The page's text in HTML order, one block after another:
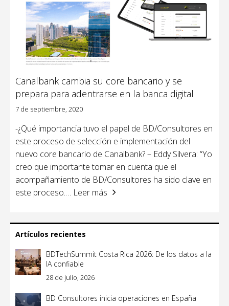
Canalbank cambia su core bancario y se
prepara para adentrarse en la banca digital
7 de septiembre, 2020
-¿Qué importancia tuvo el papel de BD/Consultores en
este proceso de selección e implementación del
nuevo core bancario de Canalbank? – Eddy Silvera: “Yo
creo que importante tomar en cuenta que el
acompañamiento de BD/Consultores ha sido clave en
este proceso.… Leer más
Artículos recientes
BDTechSummit Costa Rica 2026: De los datos a la
IA confiable
28 de julio, 2026
BD Consultores inicia operaciones en España